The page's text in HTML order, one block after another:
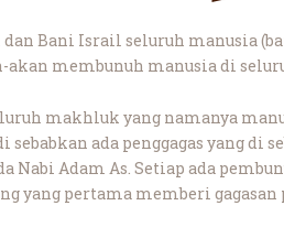
Bani Israil seluruh manusia
membunuh manusia di
makhluk yang namanya
ada penggagas yang di
Nabi Adam As. Setiap ada
yang pertama memberi gagasan